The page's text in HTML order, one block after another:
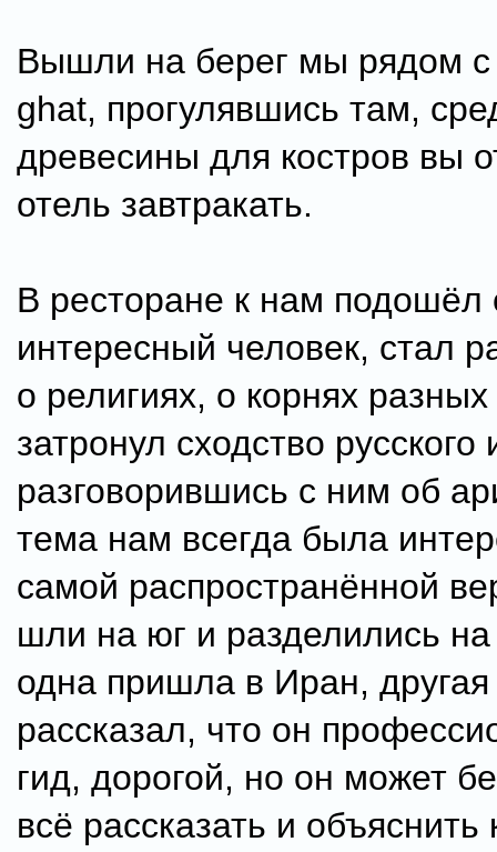
Вышли на берег мы рядом с
ghat, прогулявшись там,
древесины для костров вы
отель завтракать.
В ресторане к нам подошёл
интересный человек, стал
о религиях, о корнях
затронул сходство русского
разговорившись с ним об
тема нам всегда была
самой распространённой
шли на юг и разделились на
одна пришла в Иран,
рассказал, что он
гид, дорогой, но он может
всё рассказать и объяснить